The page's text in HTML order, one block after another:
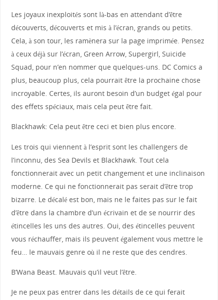
Les joyaux inexploités sont là-bas en attendant d’être
découverts, découverts et mis à l’écran, grands ou petits.
Cela, à son tour, les ramènera sur la page imprimée. Pensez
à ceux déjà sur l’écran, Green Arrow, Supergirl, Suicide
Squad, pour n’en nommer que quelques-uns. DC Comics a
plus, beaucoup plus, cela pourrait être la prochaine chose
incroyable. Certes, ils auront besoin d’un budget égal pour
des effets spéciaux, mais cela peut être fait.
Blackhawk: Cela peut être ceci et bien plus encore.
Les trois qui viennent à l’esprit sont les challengers de
l’inconnu, des Sea Devils et Blackhawk. Tout cela
fonctionnerait avec un petit changement et une inclinaison
moderne. Ce qui ne fonctionnerait pas serait d’être trop
bizarre. Le décalé est bon, mais ne le faites pas sur le fait
d’être dans la chambre d’un écrivain et de se nourrir des
étincelles les uns des autres. Oui, des étincelles peuvent
vous réchauffer, mais ils peuvent également vous mettre le
feu… le mauvais genre où il ne reste que des cendres.
B’Wana Beast. Mauvais qu’il veut l’être.
Je ne peux pas entrer dans les détails de ce qui ferait